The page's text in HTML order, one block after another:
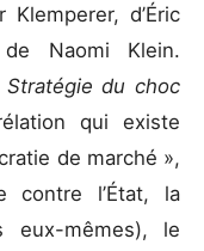
d’Éric
de Naomi Klein.
Stratégie du choc
qui existe
de marché »,
contre l’État, la
eux-mêmes), le